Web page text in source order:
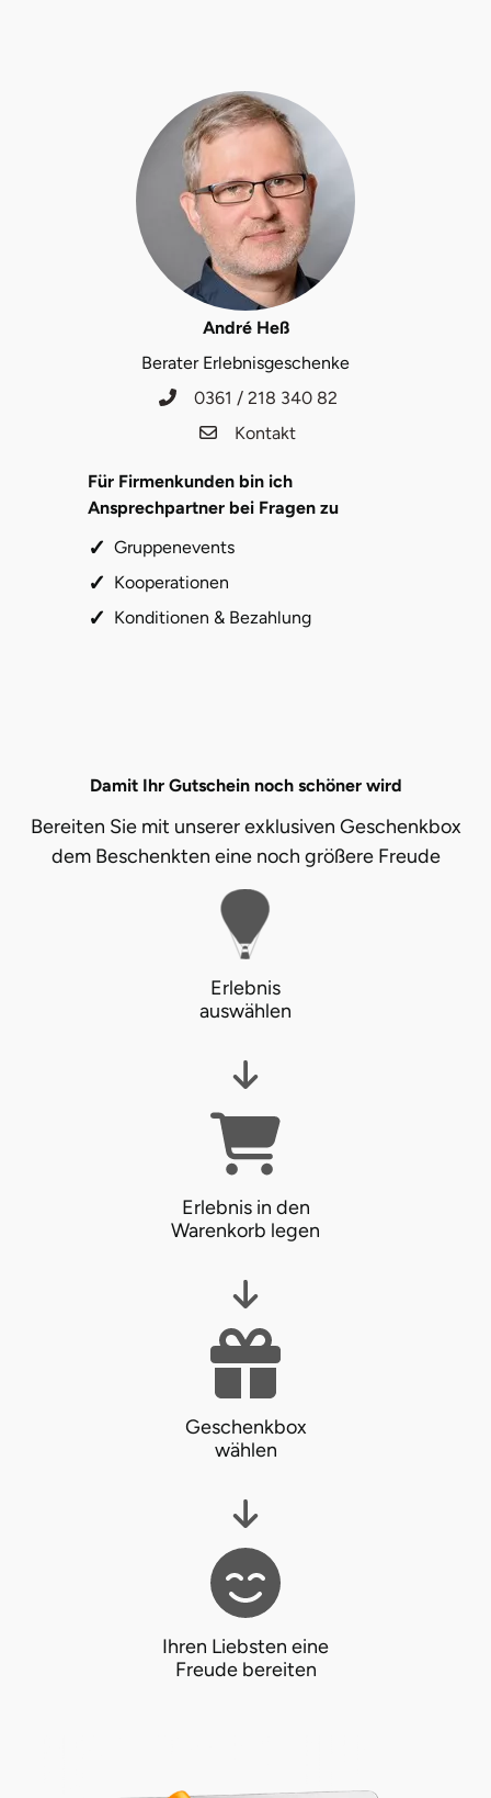
André Heß
Berater Erlebnisgeschenke
0361 / 218 340 82
Kontakt
Für Firmenkunden bin ich
Ansprechpartner bei Fragen zu
Gruppenevents
Kooperationen
Konditionen & Bezahlung
Damit Ihr Gutschein noch schöner wird
Bereiten Sie mit unserer exklusiven Geschenkbox
dem Beschenkten eine noch größere Freude
Erlebnis
auswählen
Erlebnis in den
Warenkorb legen
Geschenkbox
wählen
Ihren Liebsten eine
Freude bereiten